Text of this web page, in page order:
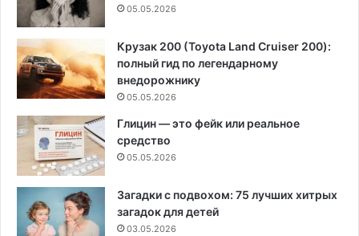
05.05.2026
Крузак 200 (Toyota Land Cruiser 200):
полный гид по легендарному
внедорожнику
05.05.2026
Глицин — это фейк или реальное
средство
05.05.2026
Загадки с подвохом: 75 лучших хитрых
загадок для детей
03.05.2026